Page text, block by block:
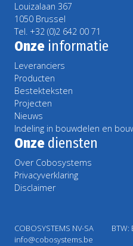
Louizalaan 367
1050 Brussel
Tel. +32 (0)2 642 00 71
Onze informatie
Leveranciers
Producten
Bestekteksten
Projecten
Nieuws
Indeling in bouwdelen en
Onze diensten
Over Cobosystems
Privacyverklaring
Disclaimer
COBOSYSTEMS NV-SA
BTW:
info@cobosystems.be